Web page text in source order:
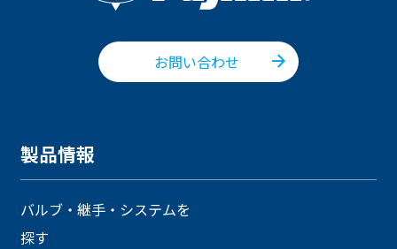
お問い合わせ
製品情報
バルブ・継手・システムを
探す